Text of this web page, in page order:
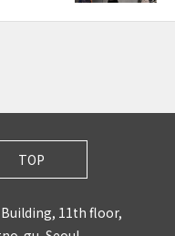
TOP
11th floor,